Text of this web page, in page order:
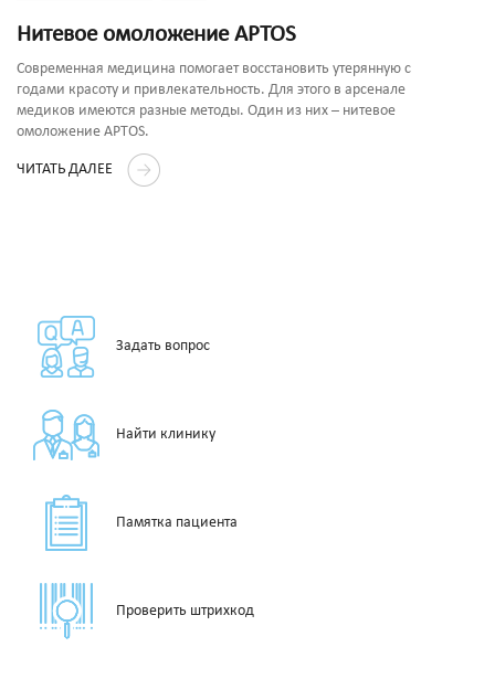
Нитевое омоложение APTOS
Современная медицина помогает восстановить утерянную с
годами красоту и привлекательность. Для этого в арсенале
медиков имеются разные методы. Один из них – нитевое
омоложение APTOS.
ЧИТАТЬ ДАЛЕЕ
Задать вопрос
Найти клинику
Памятка пациента
Проверить штрихкод